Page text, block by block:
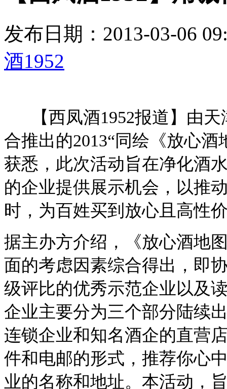
发布日期：2013-03-06
酒1952
【西凤酒1952报道】由天
合推出的2013“同绘《放心
获悉，此次活动旨在净化酒
的企业提供展示机会，以推
时，为百姓买到放心且高性
据主办方介绍，《放心酒地
面的考虑因素综合得出，即
级评比的优秀示范企业以及
企业主要分为三个部分陆续
连锁企业和知名酒企的直营
件和电邮的形式，推荐你心
业的名称和地址。本活动，